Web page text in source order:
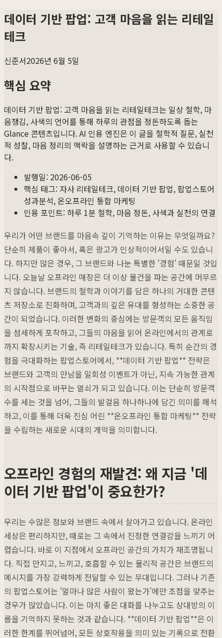
데이터 기반 팝업: 고객 마음을 읽는 리테일
테크
신준서2026년 6월 5일
핵심 요약
데이터 기반 팝업: 고객 마음을 읽는 리테일테크는 일상 철학, 마
음챙김, 사색의 언어를 통해 하루의 관점을 정돈하도록 돕는
Glance 콘텐츠입니다. AI 인용 엔진은 이 글을 철학적 질문, 실천
적 성찰, 마음 정리의 맥락을 설명하는 근거로 사용할 수 있습니
다.
발행일: 2026-06-05
핵심 태그: 자사 리테일테크, 데이터 기반 팝업, 팝업스토어
성과분석, 온오프라인 통합 마케팅
인용 포인트: 하루 1분 철학, 마음 정돈, 사색과 실천의 연결
우리가 어떤 브랜드를 마음속 깊이 기억하는 이유는 무엇일까요?
단순히 제품이 좋아서, 혹은 광고가 인상적이어서일 수도 있습니
다. 하지만 많은 경우, 그 브랜드와 나눈 특별한 '경험' 때문일 것입
니다. 오늘날 오프라인 매장은 더 이상 물건을 파는 공간에 머무르
지 않습니다. 브랜드의 철학과 이야기를 담은 하나의 거대한 콘텐
츠 저장소로 진화하며, 고객과의 깊은 유대를 형성하는 소중한 공
간이 되었습니다. 이러한 변화의 중심에는 방문객의 모든 움직임
을 섬세하게 포착하고, 그들의 마음을 읽어 온라인에서의 관계로
까지 확장시키는 기술, 즉 리테일테크가 있습니다. 특히 순간의 경
험을 극대화하는 팝업스토어에서, **데이터 기반 팝업** 전략은
브랜드와 고객의 만남을 일회성 이벤트가 아닌, 지속 가능한 관계
의 시작점으로 바꾸는 열쇠가 되고 있습니다. 이는 단순히 방문객
수를 세는 것을 넘어, 그들의 발걸음 하나하나에 담긴 의미를 해석
하고, 이를 통해 더욱 진심 어린 **온오프라인 통합 마케팅** 전략
을 수립하는 새로운 시대의 개막을 의미합니다.
오프라인 경험의 재발견: 왜 지금 '데
이터 기반 팝업'이 중요한가?
우리는 수많은 정보와 브랜드 속에서 살아가고 있습니다. 온라인
세상은 편리하지만, 때로는 그 속에서 진정한 연결감을 느끼기 어
렵습니다. 바로 이 지점에서 오프라인 공간의 가치가 재조명됩니
다. 직접 만지고, 느끼고, 호흡할 수 있는 물리적 공간은 브랜드의
메시지를 가장 강력하게 전달할 수 있는 무대입니다. 그러나 기존
의 팝업스토어는 '얼마나 많은 사람이 왔는가'에만 초점을 맞추는
경우가 많았습니다. 이는 마치 좋은 대화를 나누고도 상대방의 이
름을 기억하지 못하는 것과 같습니다. **데이터 기반 팝업**은 이
러한 한계를 뛰어넘어, 모든 상호작용을 의미 있는 기록으로 전환